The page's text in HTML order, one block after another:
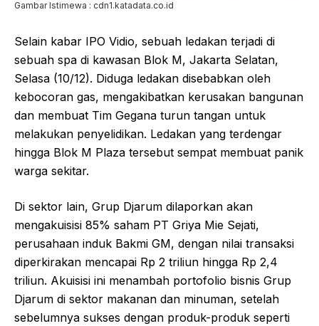
Gambar Istimewa : cdn1.katadata.co.id
Selain kabar IPO Vidio, sebuah ledakan terjadi di
sebuah spa di kawasan Blok M, Jakarta Selatan,
Selasa (10/12). Diduga ledakan disebabkan oleh
kebocoran gas, mengakibatkan kerusakan bangunan
dan membuat Tim Gegana turun tangan untuk
melakukan penyelidikan. Ledakan yang terdengar
hingga Blok M Plaza tersebut sempat membuat panik
warga sekitar.
Di sektor lain, Grup Djarum dilaporkan akan
mengakuisisi 85% saham PT Griya Mie Sejati,
perusahaan induk Bakmi GM, dengan nilai transaksi
diperkirakan mencapai Rp 2 triliun hingga Rp 2,4
triliun. Akuisisi ini menambah portofolio bisnis Grup
Djarum di sektor makanan dan minuman, setelah
sebelumnya sukses dengan produk-produk seperti